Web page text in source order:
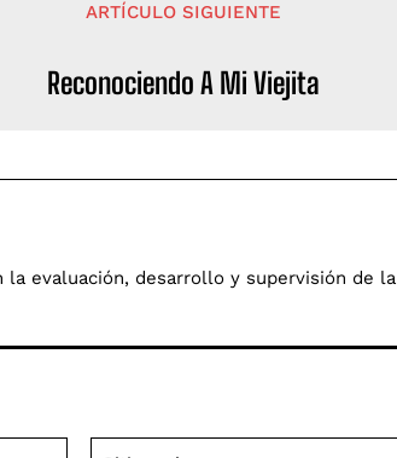
ARTÍCULO SIGUIENTE
Reconociendo A Mi Viejita
evaluación, desarrollo y supervisión de la